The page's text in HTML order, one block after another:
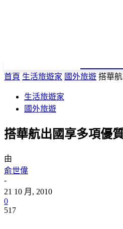
首頁 生活旅遊家 國外旅遊 搭華
生活旅遊家
國外旅遊
搭華航出國享多項優
由
俞世偉
-
21 10 月, 2010
0
517